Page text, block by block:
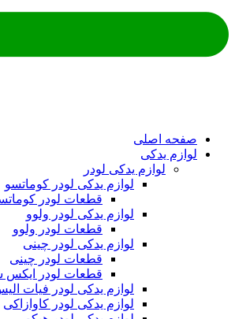
اصلی
یدکی
لوازم یدکی لودر
لوازم یدکی لودر کوماتسو
قطعات لودر کوماتسو
لوازم یدکی لودر ولوو
قطعات لودر ولوو
لوازم یدکی لودر چینی
قطعات لودر چینی
قطعات لودر ایکس سی ام جی xcmg
لوازم یدکی لودر فیات الیس
لوازم یدکی لودر کاوازاکی